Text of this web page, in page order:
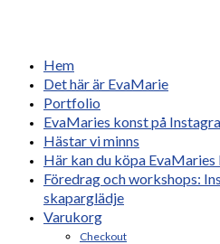
Hem
Det här är EvaMarie
Portfolio
EvaMaries konst på
Hästar vi minns
Här kan du köpa EvaMaries
Föredrag och workshops:
skaparglädje
Varukorg
Checkout